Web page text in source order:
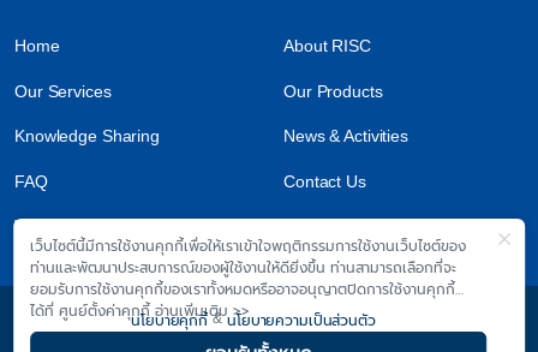
เว็บไซต์นี้มีการใช้งานคุกกี้เพื่อให้เราเข้าใจพฤติกรรมการใช้งานเว็บไซต์ของ
ท่านและพัฒนาประสบการณ์ของผู้ใช้งานให้ดียิ่งขึ้น ท่านสามารถเลือกที่จะ
ยอมรับการใช้งานคุกกี้ของเราทั้งหมดหรืออาจอนุญาตปิดการใช้งานคุกกี้
ได้ที่ ศูนย์ตั้งค่าคุกกี้ อ่านเพิ่มเติม >>
นโยบายคุกกี้ & นโยบายความเป็นส่วนตัว
Home About RISC
Our Services Our Products
Knowledge Sharing News & Activities
FAQ Contact Us
Work With Us
© 2026 Magnolia Quality Development Corporation Limited